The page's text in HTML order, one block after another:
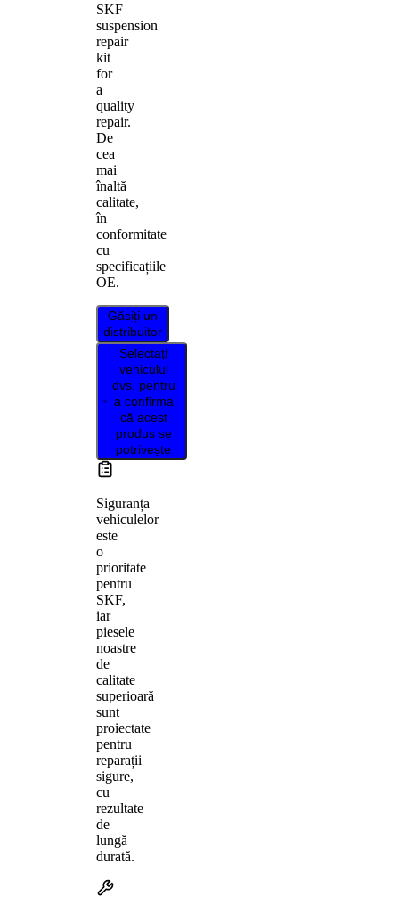
SKF
suspension
repair
kit
for
a
quality
repair.
De
cea
mai
înaltă
calitate,
în
conformitate
cu
specificațiile
OE.
Găsiți un
distribuitor
Selectați
vehiculul
dvs. pentru
a confirma
că acest
produs se
potrivește
Siguranța
vehiculelor
este
o
prioritate
pentru
SKF,
iar
piesele
noastre
de
calitate
superioară
sunt
proiectate
pentru
reparații
sigure,
cu
rezultate
de
lungă
durată.